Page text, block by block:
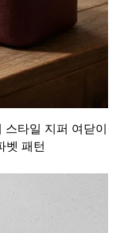
스타일 지퍼 여닫이
벳 패턴